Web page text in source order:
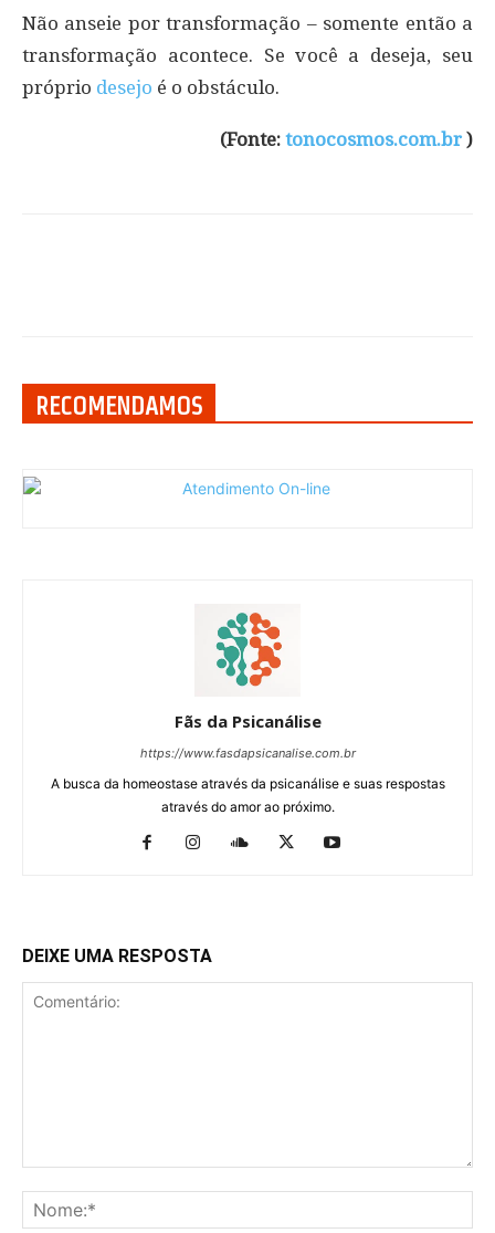
Não anseie por transformação – somente então a
transformação acontece. Se você a deseja, seu
próprio desejo é o obstáculo.
(Fonte: tonocosmos.com.br )
RECOMENDAMOS
Fãs da Psicanálise
https://www.fasdapsicanalise.com.br
A busca da homeostase através da psicanálise e suas respostas
através do amor ao próximo.
DEIXE UMA RESPOSTA